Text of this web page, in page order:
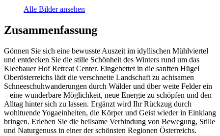
Alle Bilder ansehen
Zusammenfassung
Gönnen Sie sich eine bewusste Auszeit im idyllischen Mühlviertel
und entdecken Sie die stille Schönheit des Winters rund um das
Kleebauer Hof Retreat Center. Eingebettet in die sanften Hügel
Oberösterreichs lädt die verschneite Landschaft zu achtsamen
Schneeschuhwanderungen durch Wälder und über weite Felder ein
– eine wunderbare Möglichkeit, neue Energie zu schöpfen und den
Alltag hinter sich zu lassen. Ergänzt wird Ihr Rückzug durch
wohltuende Yogaeinheiten, die Körper und Geist wieder in Einklang
bringen. Erleben Sie die heilsame Verbindung von Bewegung, Stille
und Naturgenuss in einer der schönsten Regionen Österreichs.